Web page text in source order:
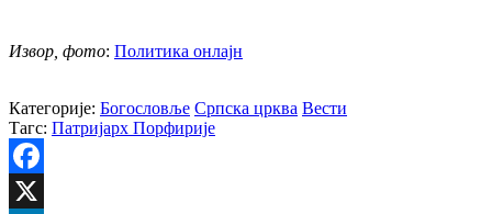
Извор, фото: Политика онлајн
Категорије: Богословље Српска црква Вести
Тагс: Патријарх Порфирије
Facebook